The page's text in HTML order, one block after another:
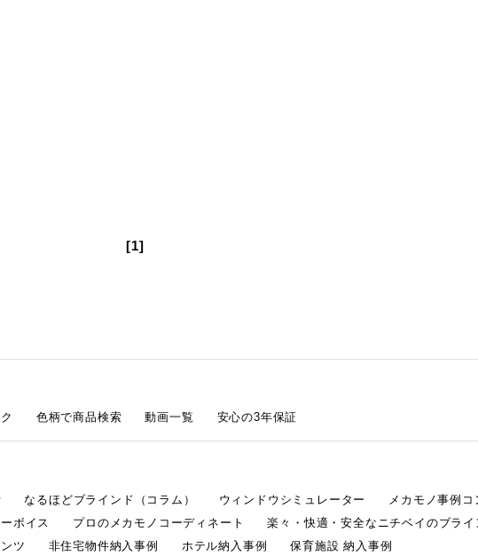
[1]
色柄で商品検索 動画一覧 安心の3年保証
なるほどブラインド（コラム） ウィンドウシミュレーター
メカモノ事例コ
ボイス プロのメカモノコーディネート 楽々・快適・安全なニチベイのブライ
ツ 非住宅物件納入事例 ホテル納入事例 保育施設 納入事例